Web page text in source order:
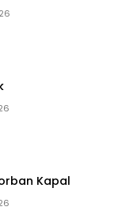
Kapal